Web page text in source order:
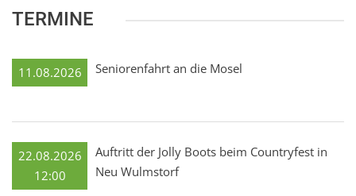
TERMINE
11.08.2026 Seniorenfahrt an die Mosel
22.08.2026
12:00
Auftritt der Jolly Boots beim Countryfest in
Neu Wulmstorf